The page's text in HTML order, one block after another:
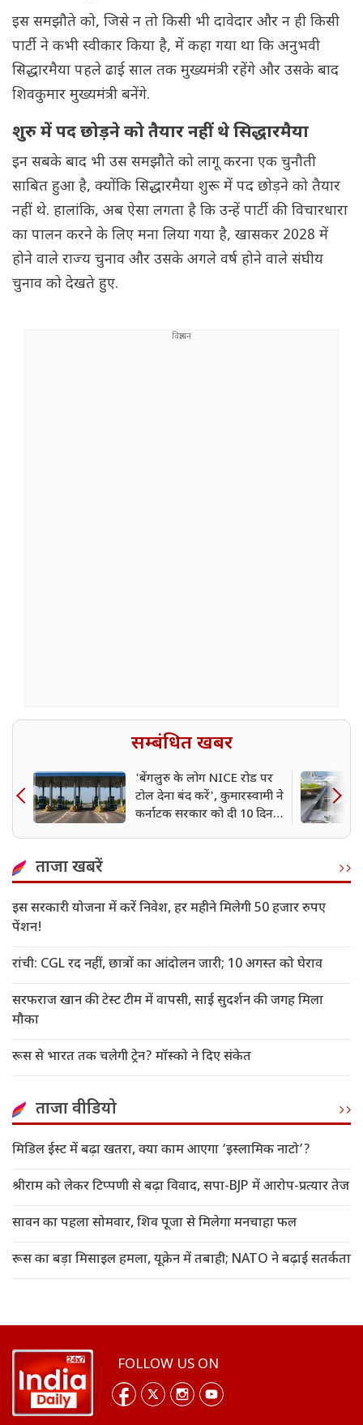
इस समझौते को, जिसे न तो किसी भी दावेदार और न ही किसी
पार्टी ने कभी स्वीकार किया है, में कहा गया था कि अनुभवी
सिद्धारमैया पहले ढाई साल तक मुख्यमंत्री रहेंगे और उसके बाद
शिवकुमार मुख्यमंत्री बनेंगे.
शुरु में पद छोड़ने को तैयार नहीं थे सिद्धारमैया
इन सबके बाद भी उस समझौते को लागू करना एक चुनौती
साबित हुआ है, क्योंकि सिद्धारमैया शुरू में पद छोड़ने को तैयार
नहीं थे. हालांकि, अब ऐसा लगता है कि उन्हें पार्टी की विचारधारा
का पालन करने के लिए मना लिया गया है, खासकर 2028 में
होने वाले राज्य चुनाव और उसके अगले वर्ष होने वाले संघीय
चुनाव को देखते हुए.
सम्बंधित खबर
'बेंगलुरु के लोग NICE रोड पर
टोल देना बंद करें', कुमारस्वामी ने
कर्नाटक सरकार को दी 10 दिन
ताजा खबरें
इस सरकारी योजना में करें निवेश, हर महीने मिलेगी 50 हजार रुपए
पेंशन!
रांची: CGL रद नहीं, छात्रों का आंदोलन जारी; 10 अगस्त को घेराव
सरफराज खान की टेस्ट टीम में वापसी, साई सुदर्शन की जगह मिला
मौका
रूस से भारत तक चलेगी ट्रेन? मॉस्को ने दिए संकेत
ताजा वीडियो
मिडिल ईस्ट में बढ़ा खतरा, क्या काम आएगा ‘इस्लामिक नाटो’?
श्रीराम को लेकर टिप्पणी से बढ़ा विवाद, सपा-BJP में आरोप-प्रत्यार तेज
सावन का पहला सोमवार, शिव पूजा से मिलेगा मनचाहा फल
रूस का बड़ा मिसाइल हमला, यूक्रेन में तबाही; NATO ने बढ़ाई सतर्कता
FOLLOW US ON